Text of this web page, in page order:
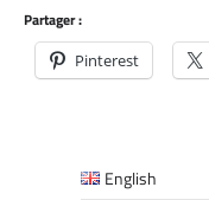
Partager :
Pinterest
English